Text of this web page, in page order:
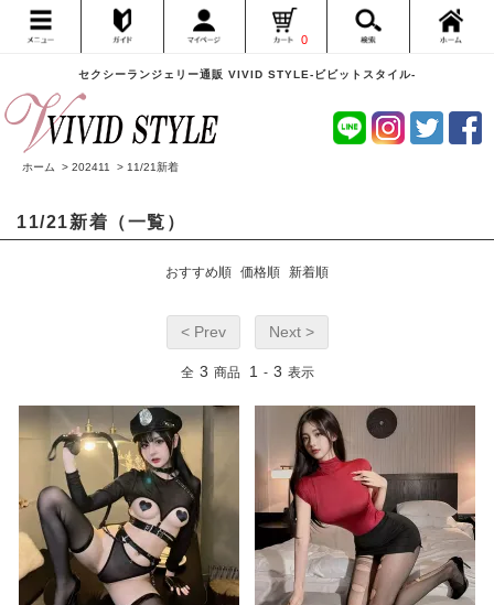
セクシーランジェリー通販 VIVID STYLE-ビビットスタイル-
0
ホーム > 202411 > 11/21新着
11/21新着（一覧）
おすすめ順 価格順 新着順
< Prev Next >
全 3 商品 1 - 3 表示